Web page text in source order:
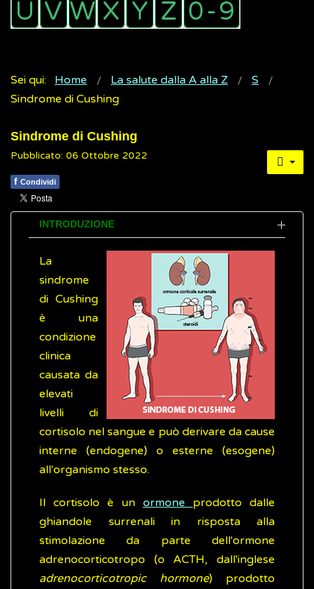
Sei qui: Home La salute dalla A alla Z
S
Sindrome di Cushing
Sindrome di Cushing
Pubblicato: 06 Ottobre 2022
f Condividi
INTRODUZIONE
La
sindrome
di Cushing
è una
condizione
clinica
causata da
elevati
livelli di
cortisolo nel sangue e può derivare da cause
interne (endogene) o esterne (esogene)
all'organismo stesso.
Il cortisolo è un ormone prodotto dalle
ghiandole surrenali in risposta alla
stimolazione da parte dell'ormone
adrenocorticotropo (o ACTH, dall'inglese
adrenocorticotropic hormone) prodotto